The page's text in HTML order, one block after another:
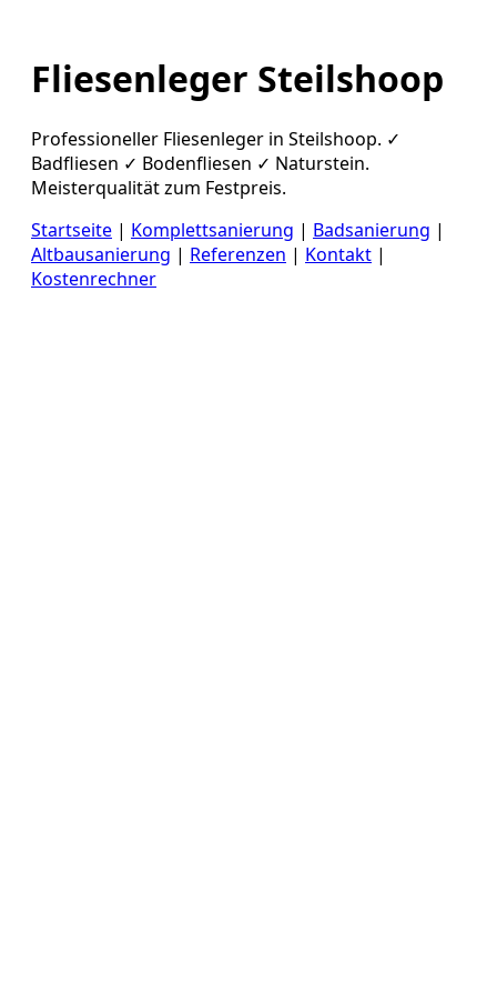
Fliesenleger Steilshoop
Professioneller Fliesenleger in Steilshoop. ✓
Badfliesen ✓ Bodenfliesen ✓ Naturstein.
Meisterqualität zum Festpreis.
Startseite | Komplettsanierung | Badsanierung |
Altbausanierung | Referenzen | Kontakt |
Kostenrechner